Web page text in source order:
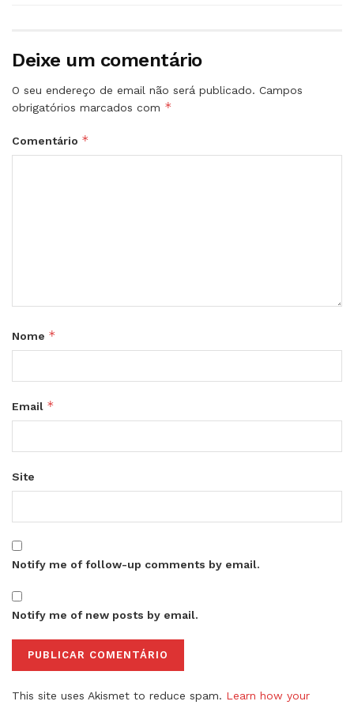
Deixe um comentário
O seu endereço de email não será publicado. Campos
obrigatórios marcados com *
Comentário *
Nome *
Email *
Site
Notify me of follow-up comments by email.
Notify me of new posts by email.
This site uses Akismet to reduce spam. Learn how your